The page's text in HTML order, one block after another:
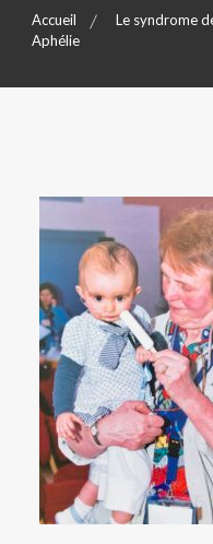
Accueil Le syndrome
Aphélie